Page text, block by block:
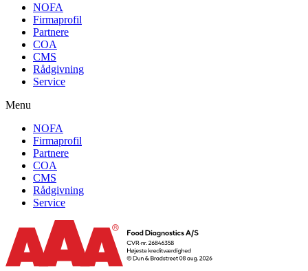
NOFA
Firmaprofil
Partnere
COA
CMS
Rådgivning
Service
Menu
NOFA
Firmaprofil
Partnere
COA
CMS
Rådgivning
Service